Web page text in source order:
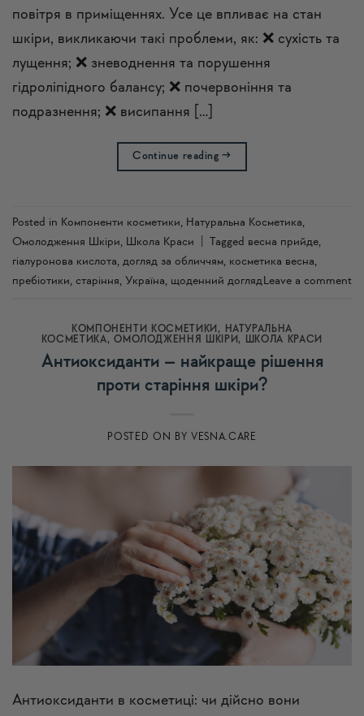
повітря в приміщеннях. Усе це впливає на стан
шкіри, викликаючи такі проблеми, як: ❌ сухість та
лущення; ❌ зневоднення та порушення
гідроліпідного балансу; ❌ почервоніння та
подразнення; ❌ висипання […]
Continue reading→
Posted in Компоненти косметики, Натуральна Косметика,
Омолодження Шкіри, Школа Краси Tagged весна прийде,
гіалуронова кислота, догляд за обличчям, косметика весна,
пребіотики, старіння, Україна, щоденний доглядLeave a comment
КОМПОНЕНТИ КОСМЕТИКИ ,
НАТУРАЛЬНА
КОСМЕТИКА,ОМОЛОДЖЕННЯ ШКІРИ , ШКОЛА КРАСИ
Антиоксиданти – найкраще рішення
проти старіння шкіри?
POSTED ON BY VESNA.CARE
Антиоксиданти в косметиці: чи дійсно вони